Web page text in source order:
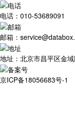
电话：010-53689091
邮箱：
地址：北京市昌平区金
京ICP备18056683号-1